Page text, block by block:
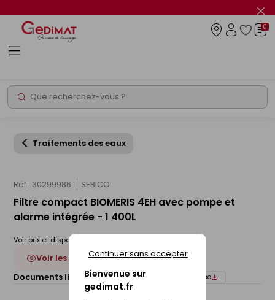
Bienvenue sur
gedimat.fr
Continuer sans accepter
le
info
Rechercher
0
Traitements des eaux
Réf : 30299986 SEBICO
Filtre compact BIOMERIS 4EH avec pompe et
alarme intégrée - 1 400L
Voir prix et disponibilité en magasin
Voir les 4 déclinaisons
Documents liés :
Fiche technique Notice de pose